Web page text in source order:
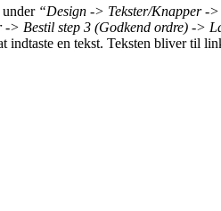
“Design -> Tekster/Knapper -
-> Bestil step 3 (Godkend ordre) ->
indtaste en tekst. Teksten bliver til